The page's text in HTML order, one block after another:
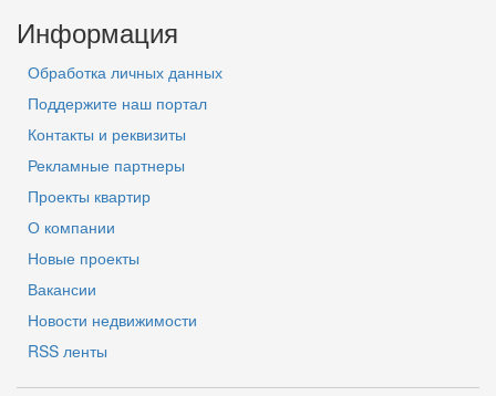
Информация
Обработка личных данных
Поддержите наш портал
Контакты и реквизиты
Рекламные партнеры
Проекты квартир
О компании
Новые проекты
Вакансии
Новости недвижимости
RSS ленты